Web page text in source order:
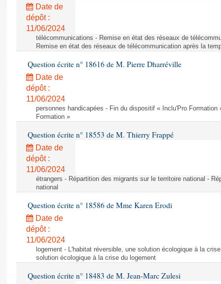
Baromètre de l’application des lois
Dossiers législatifs
Budget et sécurité sociale
Questions écrites et orales
Comptes rendus des débats
Date de
dépôt :
11/06/2024
télécommunications - Remise en état des réseaux de
Remise en état des réseaux de télécommunication après la
Question écrite n° 18616 de M. Pierre Dharréville
Date de
dépôt :
11/06/2024
personnes handicapées - Fin du dispositif « Inclu'Pro
Formation »
Question écrite n° 18553 de M. Thierry Frappé
Date de
dépôt :
11/06/2024
étrangers - Répartition des migrants sur le territoire national -
national
Question écrite n° 18586 de Mme Karen Erodi
Date de
dépôt :
11/06/2024
logement - L'habitat réversible, une solution écologique à la
solution écologique à la crise du logement
Question écrite n° 18483 de M. Jean-Marc Zulesi